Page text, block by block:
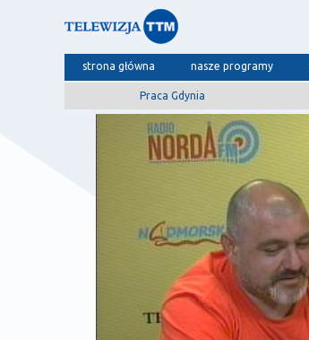
strona główna nasze programy
Praca Gdynia